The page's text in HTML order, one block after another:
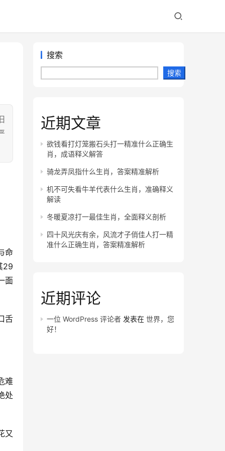
命
29
面
舌
难
处
又
搜索
搜索
近期文章
欲钱看打灯笼搬石头打一精准什么正确生
肖，成语释义解答
骑龙弄凤指什么生肖，答案精准解析
机不可失看牛羊代表什么生肖，准确释义
解读
冬暖夏凉打一最佳生肖，全面释义剖析
四十风光庆有余，风流才子俏佳人打一精
准什么正确生肖，答案精准解析
近期评论
一位 WordPress 评论者 发表在 世界，您
好！